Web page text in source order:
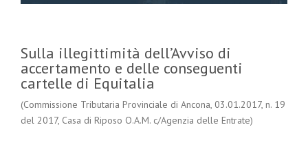
Sulla illegittimità dell’Avviso di
accertamento e delle conseguenti
cartelle di Equitalia
(Commissione Tributaria Provinciale di Ancona, 03.01.2017, n. 19
del 2017, Casa di Riposo O.A.M. c/Agenzia delle Entrate)